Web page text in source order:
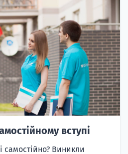
вступі
самостійно? Виникли